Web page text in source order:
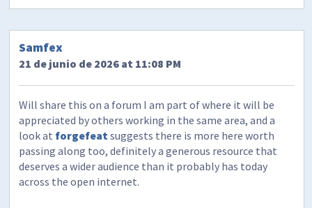
Samfex
21 de junio de 2026 at 11:08 PM
Will share this on a forum I am part of where it will be
appreciated by others working in the same area, and a
look at forgefeatsuggests there is more here worth
passing along too, definitely a generous resource that
deserves a wider audience than it probably has today
across the open internet.